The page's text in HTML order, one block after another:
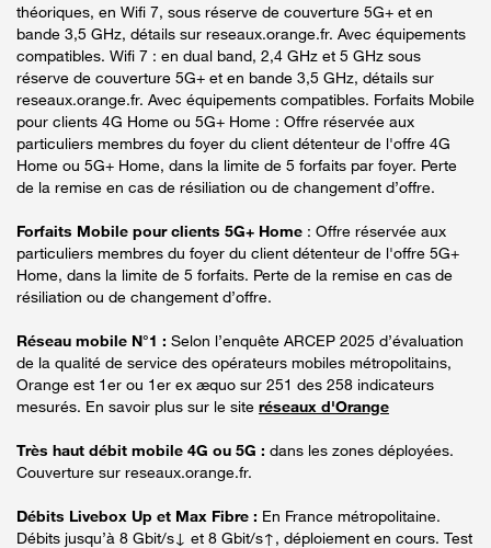
théoriques, en Wifi 7, sous réserve de couverture 5G+ et en
bande 3,5 GHz, détails sur reseaux.orange.fr. Avec équipements
compatibles. Wifi 7 : en dual band, 2,4 GHz et 5 GHz sous
réserve de couverture 5G+ et en bande 3,5 GHz, détails sur
reseaux.orange.fr. Avec équipements compatibles. Forfaits Mobile
pour clients 4G Home ou 5G+ Home : Offre réservée aux
particuliers membres du foyer du client détenteur de l'offre 4G
Home ou 5G+ Home, dans la limite de 5 forfaits par foyer. Perte
de la remise en cas de résiliation ou de changement d’offre.
Forfaits Mobile pour clients 5G+ Home : Offre réservée aux
particuliers membres du foyer du client détenteur de l'offre 5G+
Home, dans la limite de 5 forfaits. Perte de la remise en cas de
résiliation ou de changement d’offre.
Réseau mobile N°1 : Selon l’enquête ARCEP 2025 d’évaluation
de la qualité de service des opérateurs mobiles métropolitains,
Orange est 1er ou 1er ex æquo sur 251 des 258 indicateurs
mesurés. En savoir plus sur le site réseaux d'Orange
Très haut débit mobile 4G ou 5G : dans les zones déployées.
Couverture sur reseaux.orange.fr.
Débits Livebox Up et Max Fibre : En France métropolitaine.
Débits jusqu’à 8 Gbit/s↓ et 8 Gbit/s↑, déploiement en cours. Test